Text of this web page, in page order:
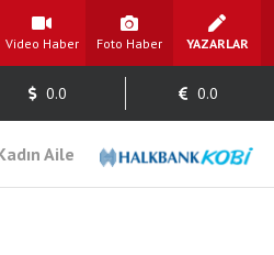
Video Haber Foto Haber YAZARLAR
0.0 0.0
Aile